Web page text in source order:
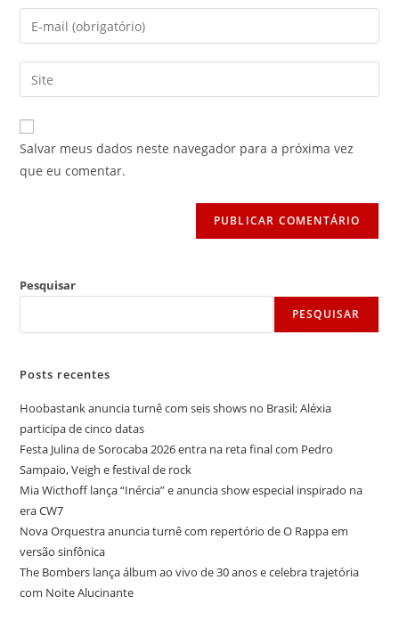
nome
ou
de
usuário
para
comentar
Digite
seu
endereço
de
mail
para
comentar
Digite
o
URL
do
site
Salvar meus dados neste navegador para a próxima vez
que eu comentar.
Pesquisar
PESQUISAR
Posts recentes
Hoobastank anuncia turnê com seis shows no Brasil; Aléxia
participa de cinco datas
Festa Julina de Sorocaba 2026 entra na reta final com Pedro
Sampaio, Veigh e festival de rock
Mia Wicthoff lança “Inércia” e anuncia show especial inspirado na
era CW7
Nova Orquestra anuncia turnê com repertório de O Rappa em
versão sinfônica
The Bombers lança álbum ao vivo de 30 anos e celebra trajetória
com Noite Alucinante